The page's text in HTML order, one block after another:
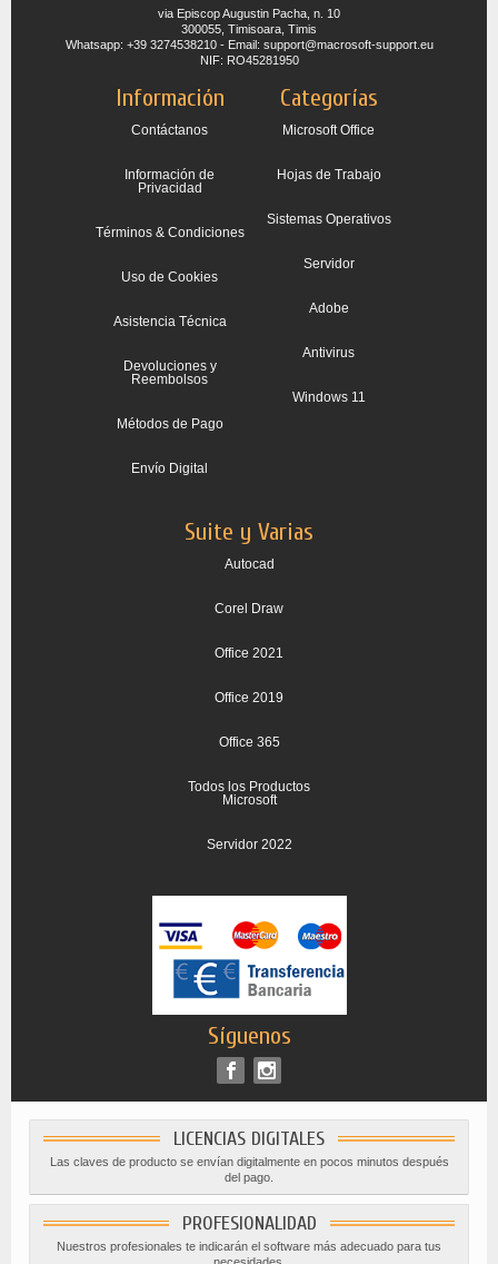
via Episcop Augustin Pacha, n. 10
300055, Timisoara, Timis
Whatsapp: +39 3274538210 - Email: support@macrosoft-support.eu
NIF: RO45281950
Información
Contáctanos
Información de
Privacidad
Términos & Condiciones
Uso de Cookies
Asistencia Técnica
Devoluciones y
Reembolsos
Métodos de Pago
Envío Digital
Categorías
Microsoft Office
Hojas de Trabajo
Sistemas Operativos
Servidor
Adobe
Antivirus
Windows 11
Suite y Varias
Autocad
Corel Draw
Office 2021
Office 2019
Office 365
Todos los Productos
Microsoft
Servidor 2022
Síguenos
LICENCIAS DIGITALES
Las claves de producto se envían digitalmente en pocos minutos después
del pago.
PROFESIONALIDAD
Nuestros profesionales te indicarán el software más adecuado para tus